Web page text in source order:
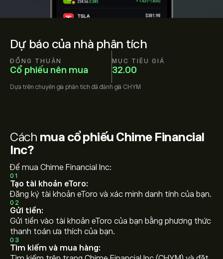
Dự báo của nhà phân tích
ĐỒNG THUẬN
Cổ phiếu nên mua
MỤC TIÊU GIÁ
32.00
Dựa trên chuyên gia phân tích đã đánh giá CHYM
Cách mua cổ phiếu Chime Financial
Inc?
Để mua Chime Financial Inc:
01
Tạo tài khoản eToro:
Đăng ký tài khoản eToro và xác minh danh tính của bạn.
02
Gửi tiền:
Gửi tiền vào tài khoản eToro của bạn bằng phương thức
thanh toán ưa thích của bạn.
03
Tìm kiếm và mua hàng: